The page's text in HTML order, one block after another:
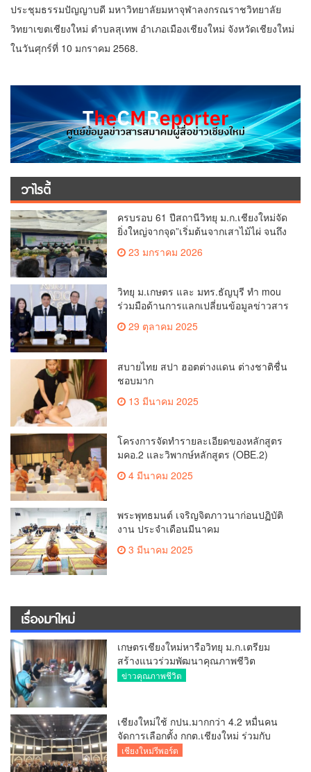
ประชุมธรรมปัญญาบดี มหาวิทยาลัยมหาจุฬาลงกรณราชวิทยาลัย
วิทยาเขตเชียงใหม่ ตำบลสุเทพ อำเภอเมืองเชียงใหม่ จังหวัดเชียงใหม่
ในวันศุกร์ที่ 10 มกราคม 2568.
วาไรตี้
ครบรอบ 61 ปีสถานีวิทยุ ม.ก.เชียงใหม่จัด
ยิ่งใหญ่จากจุด”เริ่มต้นจากเสาไม้ไผ่ จนถึง
23 มกราคม 2026
วิทยุ ม.เกษตร และ มทร.ธัญบุรี ทำ mou
ร่วมมือด้านการแลกเปลี่ยนข้อมูลข่าวสาร
เพื่อถ่ายทอดองค์ความรู้ดีๆสู่ประชาชนให้
ครอบคลุม
29 ตุลาคม 2025
สบายไทย สปา ฮอตต่างแดน ต่างชาติชื่น
ชอบมาก
13 มีนาคม 2025
โครงการจัดทำรายละเอียดของหลักสูตร
มคอ.2 และวิพากษ์หลักสูตร (OBE.2)
4 มีนาคม 2025
พระพุทธมนต์ เจริญจิตภาวนาก่อนปฏิบัติ
งาน ประจำเดือนมีนาคม
3 มีนาคม 2025
เรื่องมาใหม่
เกษตรเชียงใหม่หารือวิทยุ ม.ก.เตรียม
สร้างแนวร่วมพัฒนาคุณภาพชีวิต
เกษตรกร สื่อสารข้อมูลถูกต้องขับเคลื่อน
ข่าวคุณภาพชีวิต
เชียงใหม่ใช้ กปน.มากกว่า 4.2 หมื่นคน
จัดการเลือกตั้ง กกต.เชียงใหม่ ร่วมกับ
นายอำเภอหางดง ตรวจความเรียบร้อย
เชียงใหม่รีพอร์ต